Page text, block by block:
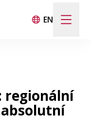
EN
našeptávače,
regionální